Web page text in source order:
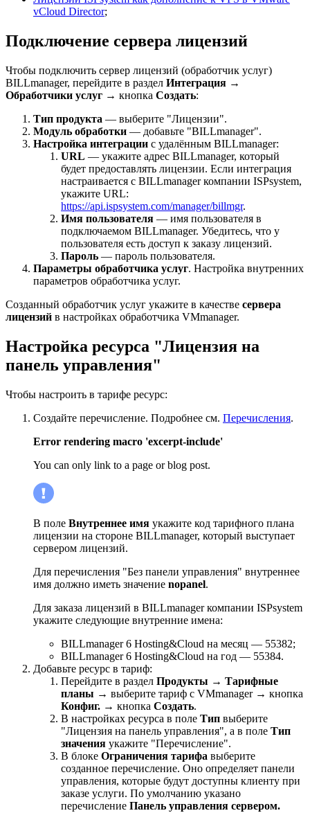
vCloud Director;
Подключение сервера лицензий
Чтобы подключить сервер лицензий (обработчик услуг)
BILLmanager, перейдите в раздел Интеграция →
Обработчики услуг → кнопка Создать:
Тип продукта — выберите "Лицензии".
Модуль обработки — добавьте "BILLmanager".
Настройка интеграции с удалённым BILLmanager:
URL — укажите адрес BILLmanager, который
будет предоставлять лицензии. Если интеграция
настраивается с BILLmanager компании ISPsystem,
укажите URL:
https://api.ispsystem.com/manager/billmgr.
Имя пользователя — имя пользователя в
подключаемом BILLmanager. Убедитесь, что у
пользователя есть доступ к заказу лицензий.
Пароль — пароль пользователя.
Параметры обработчика услуг. Настройка внутренних
параметров обработчика услуг.
Созданный обработчик услуг укажите в качестве сервера
лицензий в настройках обработчика VMmanager.
Настройка ресурса "Лицензия на
панель управления"
Чтобы настроить в тарифе ресурс:
Создайте перечисление. Подробнее см. Перечисления.
Error rendering macro 'excerpt-include'
You can only link to a page or blog post.
В поле Внутреннее имя укажите код тарифного плана
лицензии на стороне BILLmanager, который выступает
сервером лицензий.
Для перечисления "Без панели управления" внутреннее
имя должно иметь значение nopanel.
Для заказа лицензий в BILLmanager компании ISPsystem
укажите следующие внутренние имена:
BILLmanager 6 Hosting&Cloud на месяц — 55382;
BILLmanager 6 Hosting&Cloud на год — 55384.
Добавьте ресурс в тариф:
Перейдите в раздел Продукты → Тарифные
планы → выберите тариф с VMmanager → кнопка
Конфиг. → кнопка Создать.
В настройках ресурса в поле Тип выберите
"Лицензия на панель управления", а в поле Тип
значения укажите "Перечисление".
В блоке Ограничения тарифа выберите
созданное перечисление. Оно определяет панели
управления, которые будут доступны клиенту при
заказе услуги. По умолчанию указано
перечисление Панель управления сервером.